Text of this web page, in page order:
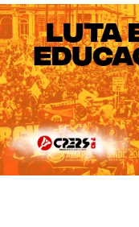
CPERS – Sindicato
CPERS – Sindicato
do Estado do Rio